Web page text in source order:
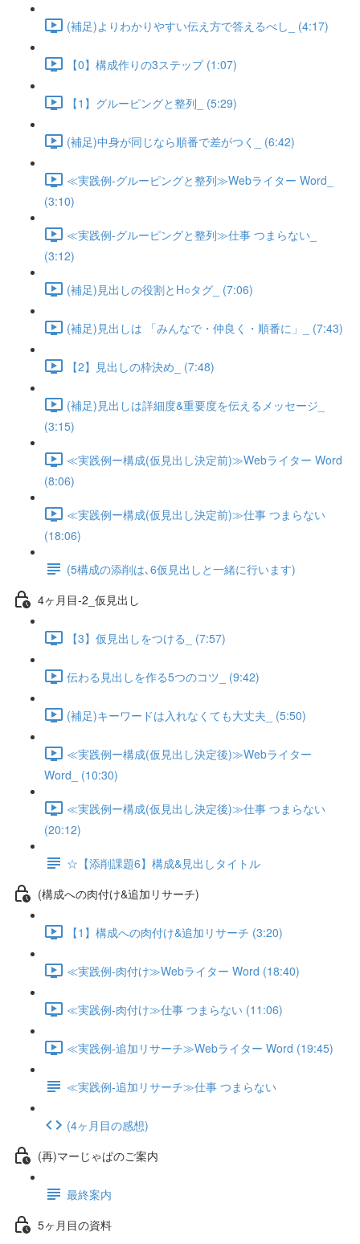
(補足)よりわかりやすい伝え方で答えるべし_ (4:17)
【0】構成作りの3ステップ (1:07)
【1】グルーピングと整列_ (5:29)
(補足)中身が同じなら順番で差がつく_ (6:42)
≪実践例-グルーピングと整列≫Webライター Word_
(3:10)
≪実践例-グルーピングと整列≫仕事 つまらない_
(3:12)
(補足)見出しの役割とH○タグ_ (7:06)
(補足)見出しは 「みんなで・仲良く・順番に」_ (7:43)
【2】見出しの枠決め_ (7:48)
(補足)見出しは詳細度&重要度を伝えるメッセージ_
(3:15)
≪実践例ー構成(仮見出し決定前)≫Webライター Word
(8:06)
≪実践例ー構成(仮見出し決定前)≫仕事 つまらない
(18:06)
(5構成の添削は､6仮見出しと一緒に行います)
4ヶ月目-2_仮見出し
【3】仮見出しをつける_ (7:57)
伝わる見出しを作る5つのコツ_ (9:42)
(補足)キーワードは入れなくても大丈夫_ (5:50)
≪実践例ー構成(仮見出し決定後)≫Webライター
Word_ (10:30)
≪実践例ー構成(仮見出し決定後)≫仕事 つまらない
(20:12)
☆【添削課題6】構成&見出しタイトル
(構成への肉付け&追加リサーチ)
【1】構成への肉付け&追加リサーチ (3:20)
≪実践例-肉付け≫Webライター Word (18:40)
≪実践例-肉付け≫仕事 つまらない (11:06)
≪実践例-追加リサーチ≫Webライター Word (19:45)
≪実践例-追加リサーチ≫仕事 つまらない
(4ヶ月目の感想)
(再)マーじゃぱのご案内
最終案内
5ヶ月目の資料